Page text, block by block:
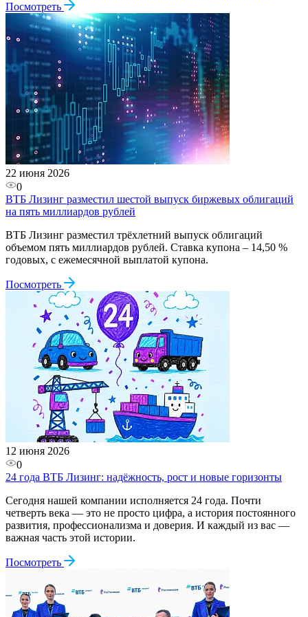
Посмотреть
22 июня 2026
0
ВТБ Лизинг разместил шестой выпуск биржевых облигаций
на пять миллиардов рублей
ВТБ Лизинг разместил трёхлетний выпуск облигаций
объемом пять миллиардов рублей. Ставка купона – 14,50 %
годовых, с ежемесячной выплатой купона.
Посмотреть
12 июня 2026
0
24 года ВТБ Лизинг: надёжность, рост и новые горизонты
Сегодня нашей компании исполняется 24 года. Почти
четверть века — это не просто цифра, а история постоянного
развития, профессионализма и доверия. И каждый из вас —
важная часть этой истории.
Посмотреть